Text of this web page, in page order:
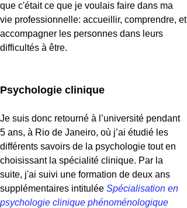
que c'était ce que je voulais faire dans ma
vie professionnelle: accueillir, comprendre, et
accompagner les personnes dans leurs
difficultés à être.
Psychologie clinique
Je suis donc retourné à l’université pendant
5 ans, à Rio de Janeiro, où j’ai étudié les
différents savoirs de la psychologie tout en
choisissant la spécialité clinique. Par la
suite, j'ai suivi une formation de deux ans
supplémentaires intitulée Spécialisation en
psychologie clinique phénoménologique